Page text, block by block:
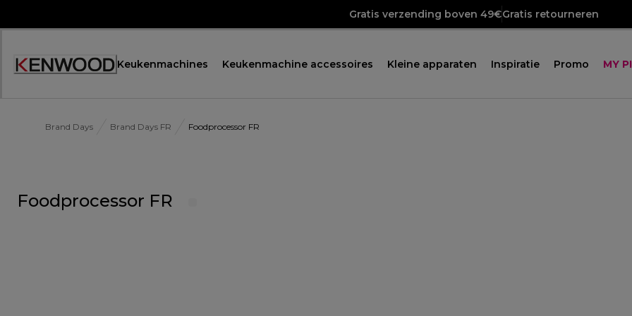
Gratis verzending boven 49€Gratis retourneren
Keukenmachines Keukenmachine accessoires Kleine apparaten Inspiratie Promo MY
Brand Days Brand Days FR Foodprocessor FR
Foodprocessor FR